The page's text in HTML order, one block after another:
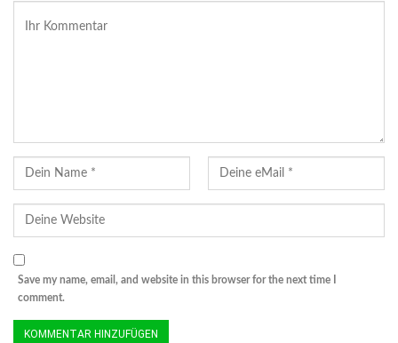
© MMB/Below | Buchfink ♂
Save my name, email, and website in this browser for the next time I
comment.